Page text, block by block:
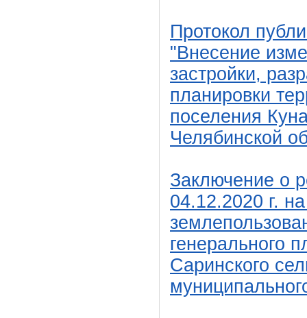
Протокол
"Внесение
застройки,
планировки
поселения
Челябинской
Заключение о
04.12.2020 г.
генерального
Саринского